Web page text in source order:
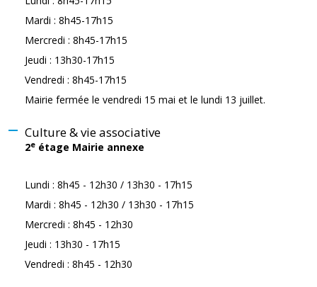
Mardi : 8h45-17h15
Mercredi : 8h45-17h15
Jeudi : 13h30-17h15
Vendredi : 8h45-17h15
Mairie fermée le vendredi 15 mai et le lundi 13 juillet.
Culture & vie associative
2e étage Mairie annexe
Lundi : 8h45 - 12h30 / 13h30 - 17h15
Mardi : 8h45 - 12h30 / 13h30 - 17h15
Mercredi : 8h45 - 12h30
Jeudi : 13h30 - 17h15
Vendredi : 8h45 - 12h30